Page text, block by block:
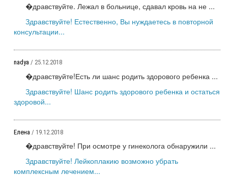
�дравствуйте. Лежал в больнице, сдавал кровь на не ...
Здравствуйте! Естественно, Вы нуждаетесь в повторной
консультации...
nadya / 25.12.2018
�дравствуйте!Есть ли шанс родить здорового ребенка ...
Здравствуйте! Шанс родить здорового ребенка и остаться
здоровой...
Елена / 19.12.2018
�дравствуйте! При осмотре у гинеколога обнаружили ...
Здравствуйте! Лейкоплакию возможно убрать
комплексным лечением...